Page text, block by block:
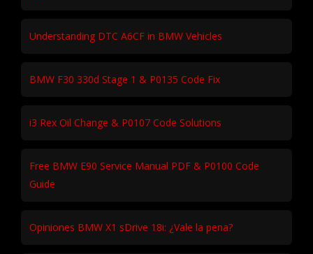
Understanding DTC A6CF in BMW Vehicles
BMW F30 330d Stage 1 & P0135 Code Fix
i3 Rex Oil Change & P0107 Code Solutions
Free BMW E90 Service Manual PDF & P0100 Code
Guide
Opiniones BMW X1 sDrive 18i: ¿Vale la pena?